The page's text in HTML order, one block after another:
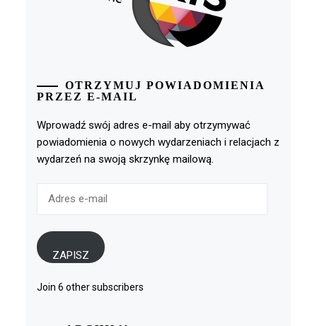
OTRZYMUJ POWIADOMIENIA
PRZEZ E-MAIL
Wprowadź swój adres e-mail aby otrzymywać
powiadomienia o nowych wydarzeniach i relacjach z
wydarzeń na swoją skrzynkę mailową.
ZAPISZ
Join 6 other subscribers